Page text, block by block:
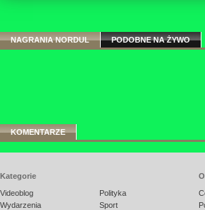
NAGRANIA NORDUL PODOBNE NA ŻYWO
KOMENTARZE
Kategorie
Videoblog
Wydarzenia
Polityka
Sport